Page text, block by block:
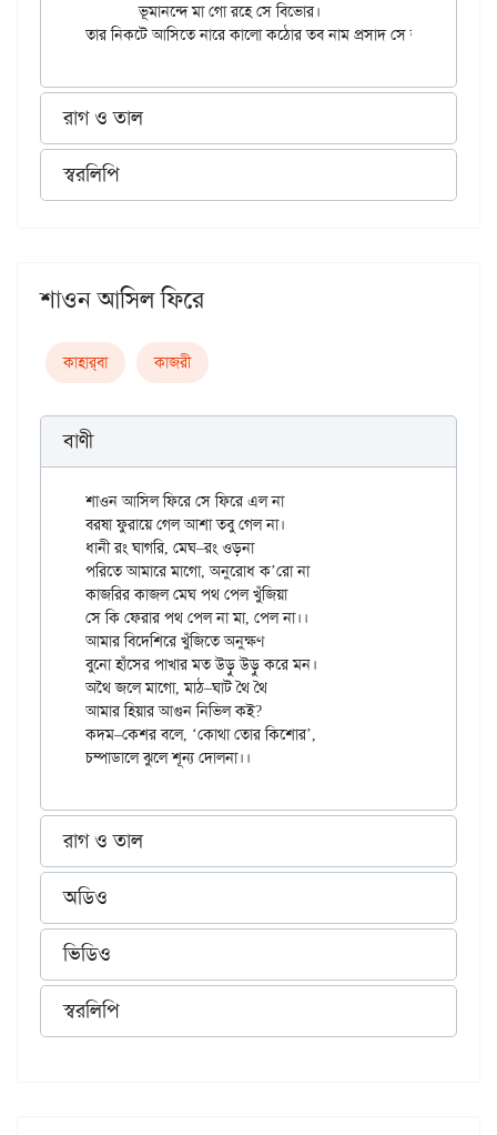
	ভূমানন্দে মা গো রহে সে বিভোর।
রাগ ও তাল
স্বরলিপি
শাওন আসিল ফিরে
কাহার্‌বা কাজরী
বাণী
শাওন আসিল ফিরে সে ফিরে এল না
বরষা ফুরায়ে গেল আশা তবু গেল না।
ধানী রং ঘাগরি, মেঘ–রং ওড়না
পরিতে আমারে মাগো, অনুরোধ ক’রো না
কাজরির কাজল মেঘ পথ পেল খুঁজিয়া
সে কি ফেরার পথ পেল না মা, পেল না।।
আমার বিদেশিরে খুঁজিতে অনুক্ষণ
বুনো হাঁসের পাখার মত উড়ু উড়ু করে মন।
অথৈ জলে মাগো, মাঠ–ঘাট থৈ থৈ
আমার হিয়ার আগুন নিভিল কই?
কদম–কেশর বলে, ‘কোথা তোর কিশোর’,
রাগ ও তাল
অডিও
ভিডিও
স্বরলিপি